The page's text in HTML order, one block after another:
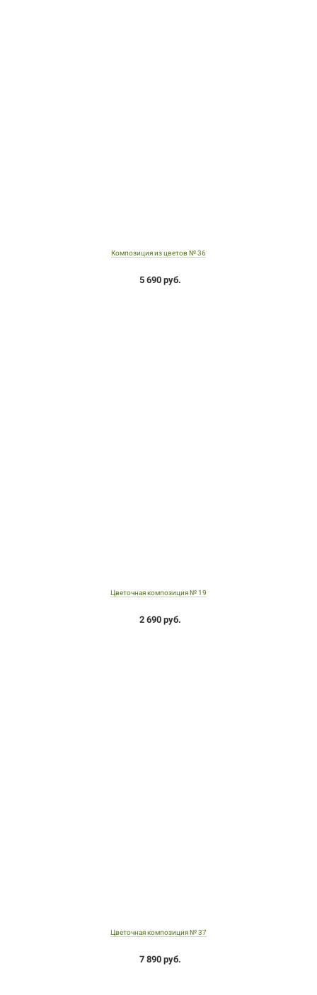
Композиция из цветов № 36
5 690 руб.
Цветочная композиция № 19
2 690 руб.
Цветочная композиция № 37
7 890 руб.